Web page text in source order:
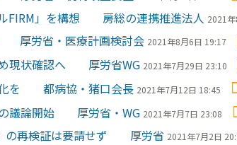
FIRM」を構想 房総の連携推進法人 2021
厚労省・医療計画検討会 2021年8月6日 19:17
め現状確認へ 厚労省WG 2021年7月29日 23:10
化を 都病協・猪口会長 2021年7月12日 18:45
の議論開始 厚労省・WG 2021年7月7日 23:08
の再検証は要請せず 厚労省 2021年7月2日